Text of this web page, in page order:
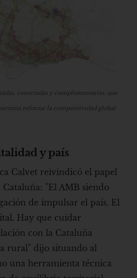
conectadas y complementarias, que
reforzar la competitividad global
y país
Calvet reivindicó el papel
"El AMB siendo
de impulsar el país. El
Hay que cuidar
con la Cataluña
rural" dijo situando al
una herramienta técnica